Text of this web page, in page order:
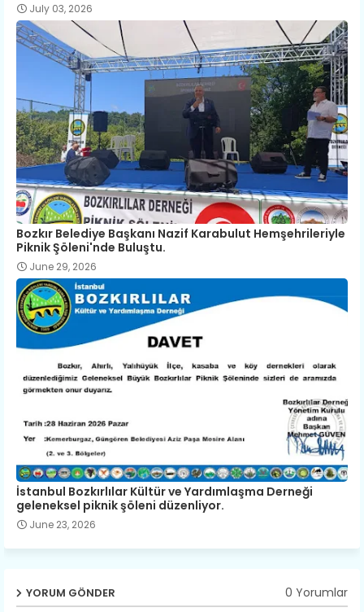
July 03, 2026
Bozkır Belediye Başkanı Nazif Karabulut Hemşehrileriyle
Piknik Şöleni'nde Buluştu.
June 29, 2026
İstanbul Bozkırlılar Kültür ve Yardımlaşma Derneği
geleneksel piknik şöleni düzenliyor.
June 23, 2026
YORUM GÖNDER 0 Yorumlar